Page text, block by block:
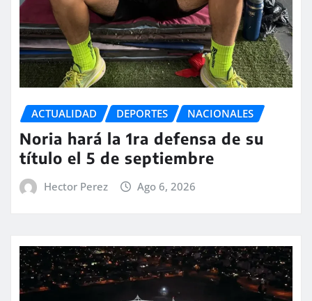
ACTUALIDAD DEPORTES NACIONALES
Noria hará la 1ra defensa de su
título el 5 de septiembre
Hector Perez Ago 6, 2026